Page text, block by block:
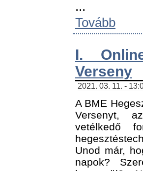
...
Tovább
I.
Verseny
2021. 03. 11. -
A BME
Versenyt,
vetélkedő
Unod már,
napok?